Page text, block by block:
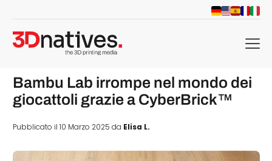
menu
Bambu Lab irrompe nel mondo dei
giocattoli grazie a CyberBrick™
Pubblicato il 10 Marzo 2025 da Elisa L.